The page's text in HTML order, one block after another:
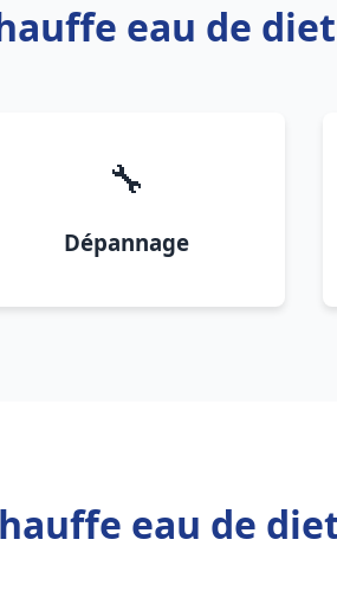
eau de
🔧
Dépannage
eau de